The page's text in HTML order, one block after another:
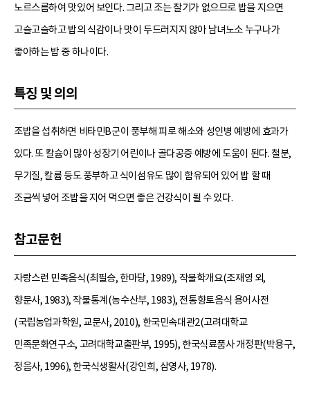
노르스름하여 맛있어 보인다. 그리고 조는 찰기가 없으므로 밥을 지으면
고슬고슬하고 밥의 식감이나 맛이 두드러지지 않아 남녀노소 누구나가
좋아하는 밥 중 하나이다.
특징 및 의의
조밥을 섭취하면 비타민B군이 풍부해 피로 해소와 성인병 예방에 효과가
있다. 또 칼슘이 많아 성장기 어린이나 골다공증 예방에 도움이 된다. 철분,
무기질, 칼륨 등도 풍부하고 식이섬유도 많이 함유되어 있어 밥 할 때
조금씩 넣어 조밥을 지어 먹으면 좋은 건강식이 될 수 있다.
참고문헌
자랑스런 민족음식(최필승, 한마당, 1989), 작물학개요(조재영 외,
향문사, 1983), 작물통계(농수산부, 1983), 전통향토음식 용어사전
(국립농업과학원, 교문사, 2010), 한국민속대관2(고려대학교
민족문화연구소, 고려대학교출판부, 1995), 한국식료품사 개정판(박용구,
정음사, 1996), 한국식생활사(강인희, 삼영사, 1978).